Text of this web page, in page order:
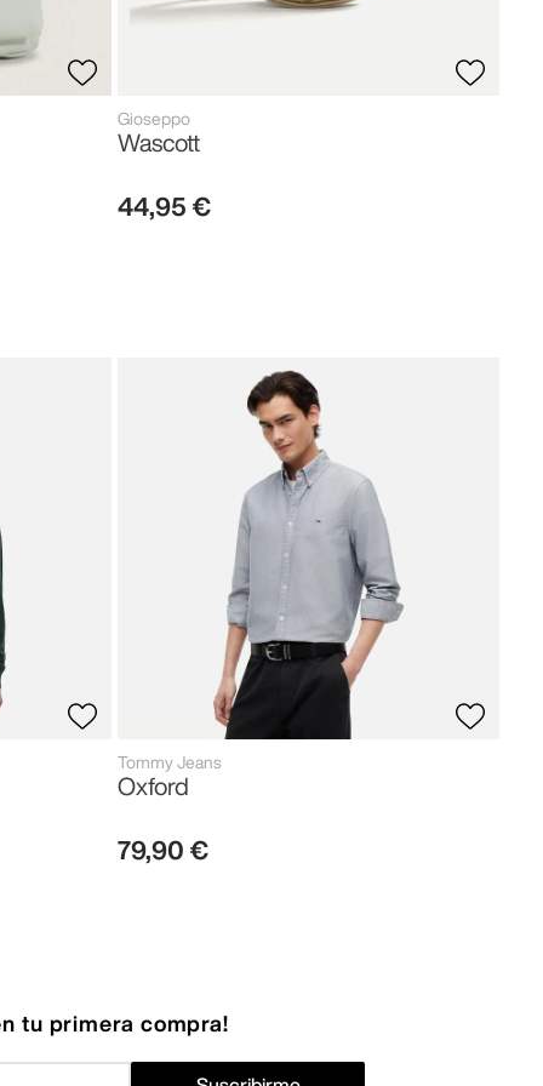
Gioseppo
Wascott
44,95 €
Tommy Jeans
Oxford
79,90 €
tu primera compra!